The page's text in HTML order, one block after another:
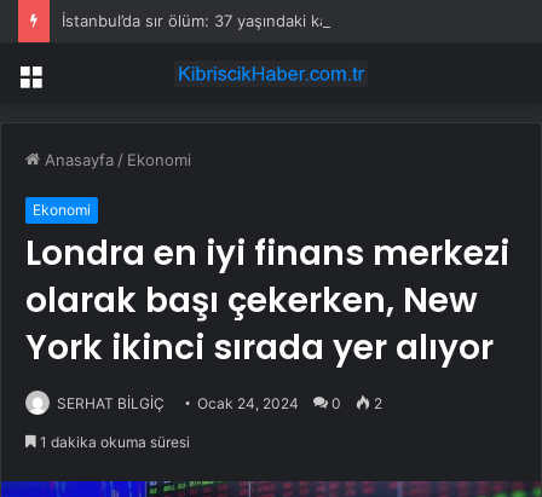
Menü
Anasayfa / Ekonomi
Ekonomi
Londra en iyi finans merkezi
olarak başı çekerken, New
York ikinci sırada yer alıyor
SERHAT BİLGİÇ Ocak 24, 2024 0 2
1 dakika okuma süresi